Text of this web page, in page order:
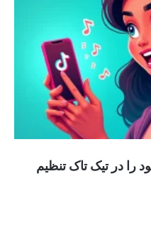
در تیک تاک تنظیم